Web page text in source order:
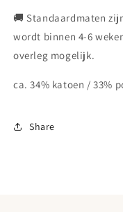
🚚 Standaardmaten
wordt binnen 4-6
overleg mogelijk.
ca. 34% katoen / 33%
Share